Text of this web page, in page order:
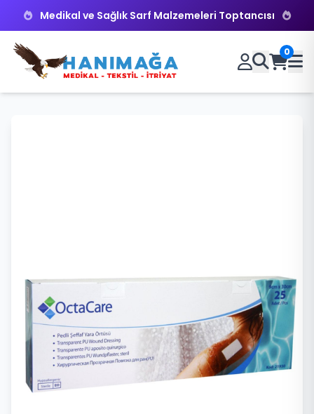
Medikal ve Sağlık Sarf Malzemeleri Toptancısı
0